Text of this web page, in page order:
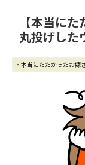
【本当に
丸投げした
・本当にたたかったお嫁